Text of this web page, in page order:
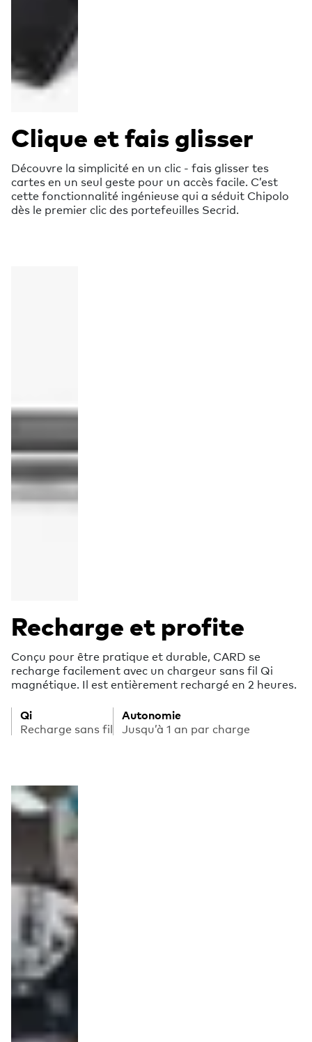
Clique et fais glisser
Découvre la simplicité en un clic - fais glisser tes
cartes en un seul geste pour un accès facile. C’est
cette fonctionnalité ingénieuse qui a séduit Chipolo
dès le premier clic des portefeuilles Secrid.
Recharge et profite
Conçu pour être pratique et durable, CARD se
recharge facilement avec un chargeur sans fil Qi
magnétique. Il est entièrement rechargé en 2 heures.
Qi
Recharge sans fil
Autonomie
Jusqu’à 1 an par charge